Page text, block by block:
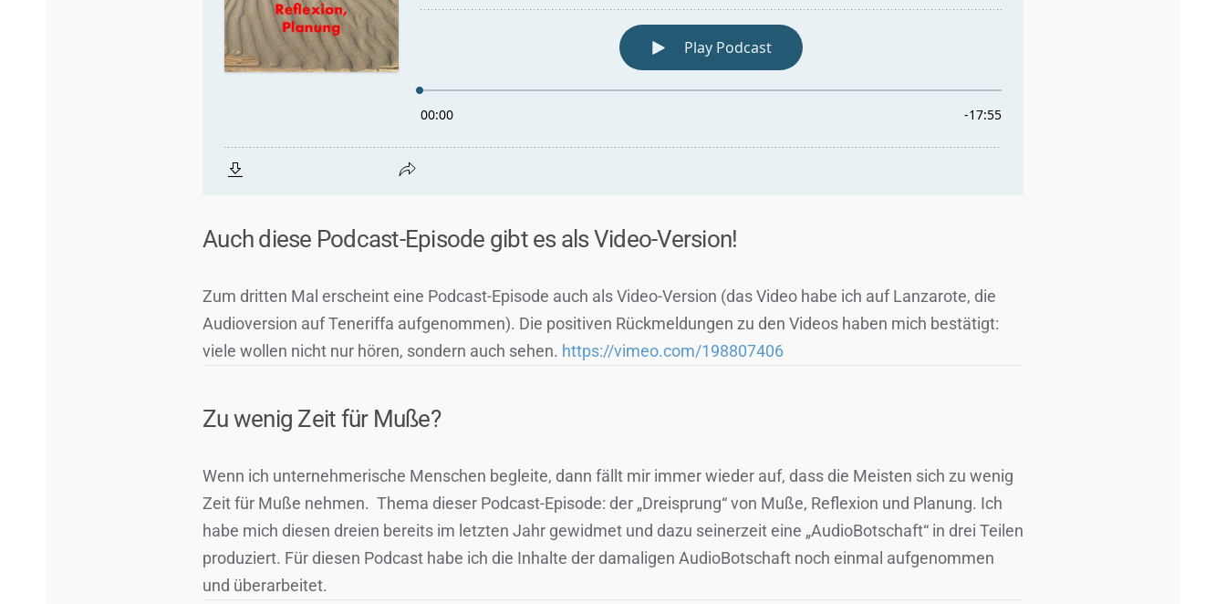
Auch diese Podcast-Episode gibt es als Video-Version!
Zum dritten Mal erscheint eine Podcast-Episode auch als Video-Version (das Video habe ich auf Lanzarote, die
Audioversion auf Teneriffa aufgenommen). Die positiven Rückmeldungen zu den Videos haben mich bestätigt:
viele wollen nicht nur hören, sondern auch sehen. https://vimeo.com/198807406
Zu wenig Zeit für Muße?
Wenn ich unternehmerische Menschen begleite, dann fällt mir immer wieder auf, dass die Meisten sich zu wenig
Zeit für Muße nehmen. Thema dieser Podcast-Episode: der „Dreisprung“ von Muße, Reflexion und Planung. Ich
habe mich diesen dreien bereits im letzten Jahr gewidmet und dazu seinerzeit eine „AudioBotschaft“ in drei Teilen
produziert. Für diesen Podcast habe ich die Inhalte der damaligen AudioBotschaft noch einmal aufgenommen
und überarbeitet.